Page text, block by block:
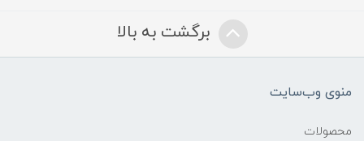
برگشت به بالا
منوی وب‌سایت
محصولات